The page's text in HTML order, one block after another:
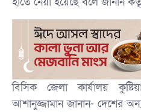
বিসিক জেলা কার্যালয়
আশানুজ্জামান জানান- দেশের